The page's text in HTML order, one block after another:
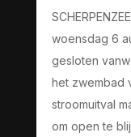
woensdag 6
gesloten
het zwembad
stroomuitval
om open te